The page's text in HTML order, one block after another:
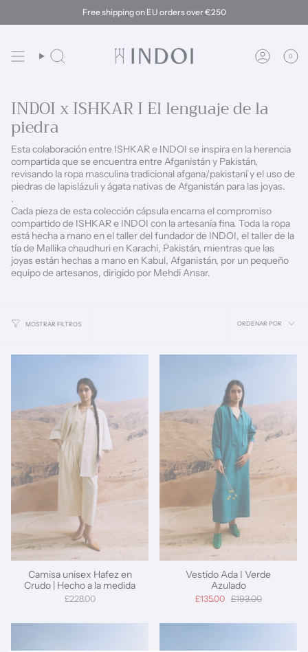
Free shipping on EU orders over €250
Búsqueda Cuenta
0
INDOI x ISHKAR I El lenguaje de la
piedra
Esta colaboración entre ISHKAR e INDOI se inspira en la herencia
compartida que se encuentra entre Afganistán y Pakistán,
revisando la ropa masculina tradicional afgana/pakistaní y el uso de
piedras de lapislázuli y ágata nativas de Afganistán para las joyas.
.
Cada pieza de esta colección cápsula encarna el compromiso
compartido de ISHKAR e INDOI con la artesanía fina. Toda la ropa
está hecha a mano en el taller del fundador de INDOI, el taller de la
tía de Mallika chaudhuri en Karachi, Pakistán, mientras que las
joyas están hechas a mano en Kabul, Afganistán, por un pequeño
equipo de artesanos, dirigido por Mehdi Ansar.
MOSTRAR FILTROS Ordenar
ORDENAR POR
Camisa unisex Hafez en
Crudo | Hecho a la medida
£228.00
Vestido Ada I Verde
Azulado
£135.00 £193.00